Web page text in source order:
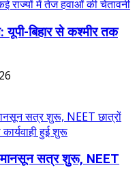
बिहार से कश्मीर तक
सत्र शुरू, NEET